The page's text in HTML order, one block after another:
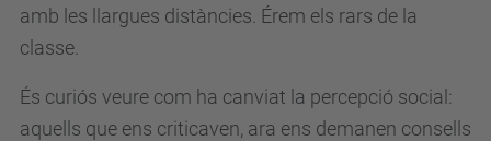
amb les llargues distàncies. Érem els rars de la
classe.
És curiós veure com ha canviat la percepció social:
aquells que ens criticaven, ara ens demanen consells